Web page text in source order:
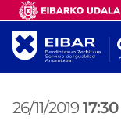
26/11/2019 17:30